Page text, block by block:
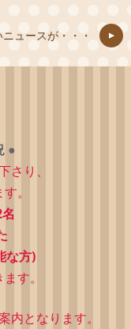
ュースが・・・
●
さり、
。
名
な方)
す。
内となります。